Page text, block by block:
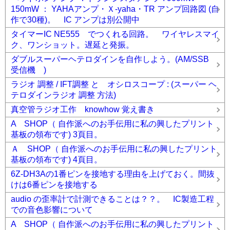
150mW ： YAHAアンプ・Ｘ-yaha・TR アンプ回路図 (自
作で30種)。 IC アンプは別公開中
タイマーIC NE555 でつくれる回路。 ワイヤレスマイ
ク、ワンショット。遅延と発振。
ダブルスーパーヘテロダインを自作しよう。(AM/SSB
受信機 )
ラジオ 調整 / IFT調整 と オシロスコープ : (スーパー ヘ
テロダインラジオ 調整 方法)
真空管ラジオ工作 knowhow 覚え書き
A SHOP（ 自作派へのお手伝用に私の興したプリント
基板の領布です) 3頁目。
Ａ SHOP（ 自作派へのお手伝用に私の興したプリント
基板の領布です) 4頁目。
6Z-DH3Aの1番ピンを接地する理由を上げておく。間抜
けは6番ピンを接地する
audio の歪率計で計測できることは？？。 IC製造工程
での音色影響について
A SHOP（ 自作派へのお手伝用に私の興したプリント